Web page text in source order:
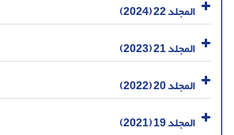
المجلد 22 (2024)
المجلد 21 (2023)
المجلد 20 (2022)
المجلد 19 (2021)